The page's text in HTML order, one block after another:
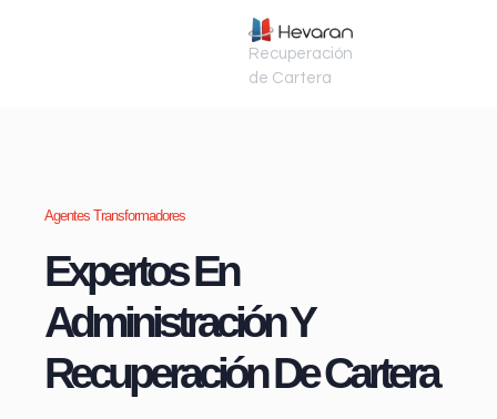
Recuperación
de Cartera
Agentes Transformadores
Expertos En
Administración Y
Recuperación De Cartera